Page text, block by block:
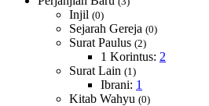
Injil (0)
Sejarah Gereja (0)
Surat Paulus (2)
1 Korintus: 2
Surat Lain (1)
Ibrani: 1
Kitab Wahyu (0)